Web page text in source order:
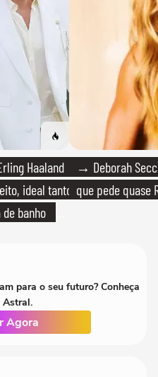
Haaland
ideal tanto
banho
→ Deborah
que pede quase
para o seu futuro? Conheça
Astral.
Agora